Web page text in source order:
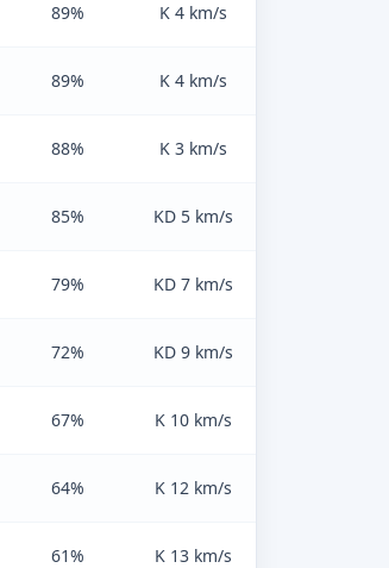
89% K 4 km/s
89% K 4 km/s
88% K 3 km/s
85% KD 5 km/s
79% KD 7 km/s
72% KD 9 km/s
67% K 10 km/s
64% K 12 km/s
61% K 13 km/s